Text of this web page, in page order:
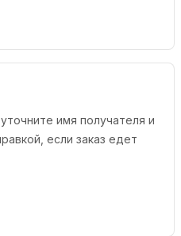
имя получателя и
если заказ едет